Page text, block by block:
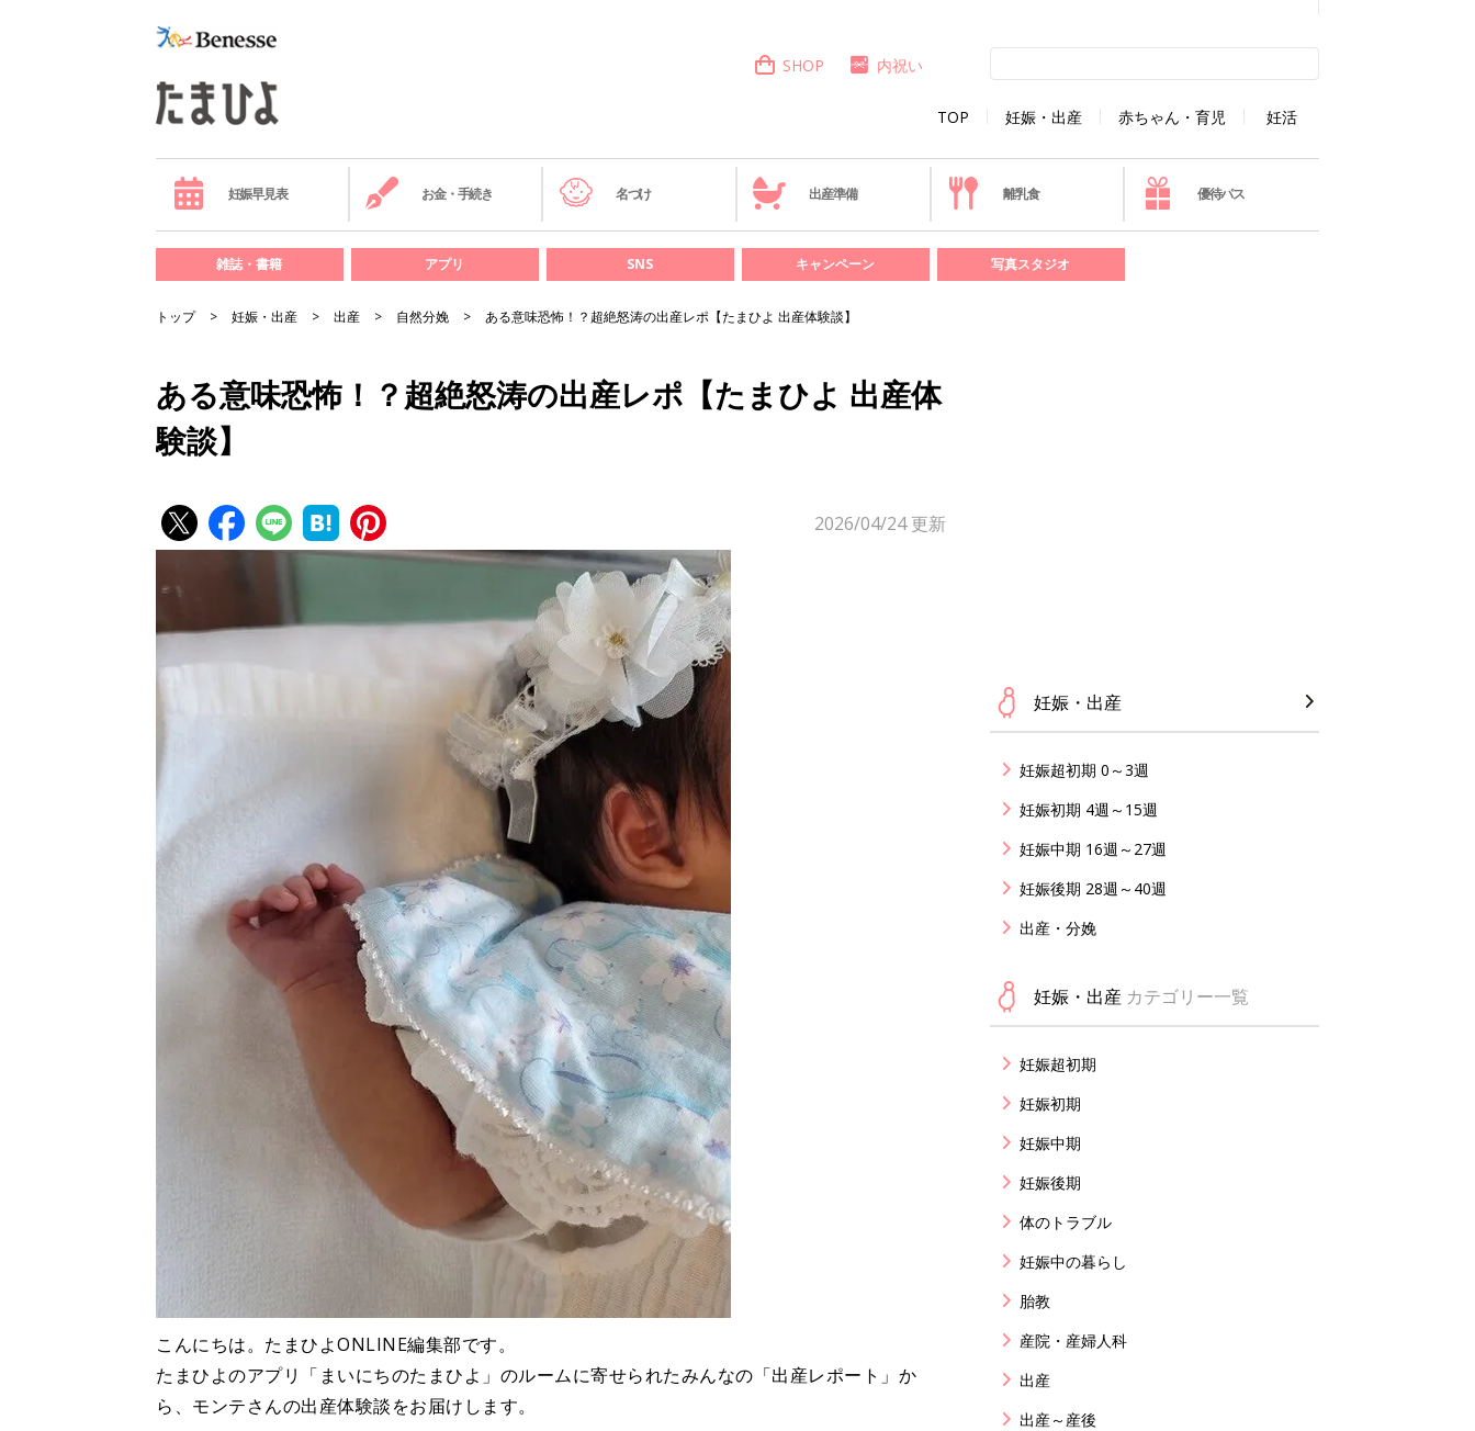
TOP 妊娠・出産 赤ちゃん・育児 妊活
SHOP 内祝い
妊娠早見表 お金・手続き 名づけ 出産準備 離乳食 優待パス
雑誌・書籍 アプリ SNS キャンペーン 写真スタジオ
トップ 妊娠・出産 出産 自然分娩 ある意味恐怖！？超絶怒涛の出産レポ【たまひよ 出産体験談】
ある意味恐怖！？超絶怒涛の出産レポ【たまひよ 出産体
験談】
2026/04/24更新
こんにちは。たまひよONLINE編集部です。
たまひよのアプリ「まいにちのたまひよ」のルームに寄せられたみんなの「出産レポート」か
ら、モンテさんの出産体験談をお届けします。
妊娠・出産
妊娠超初期 0～3週
妊娠初期 4週～15週
妊娠中期 16週～27週
妊娠後期 28週～40週
出産・分娩
妊娠・出産 カテゴリー一覧
妊娠超初期
妊娠初期
妊娠中期
妊娠後期
体のトラブル
妊娠中の暮らし
胎教
産院・産婦人科
出産
出産～産後